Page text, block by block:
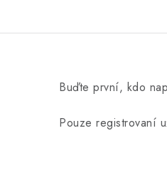
Buďte první, kdo
Pouze registrovaní